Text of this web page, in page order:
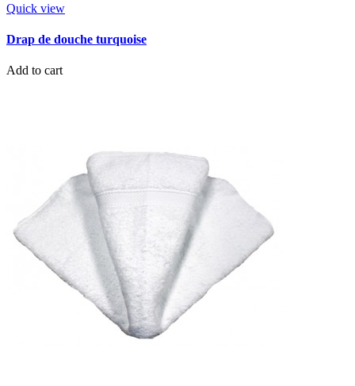
Quick view
Drap de douche turquoise
Add to cart